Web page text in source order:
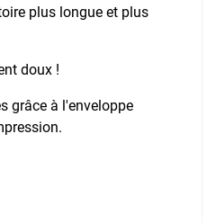
plus longue et plus
doux !
grâce à l'enveloppe